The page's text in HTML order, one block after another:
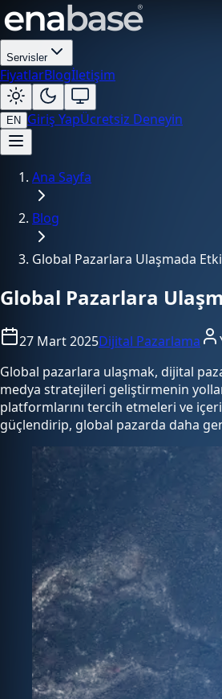
Servisler
FiyatlarBlogİletişim
EN Giriş YapÜcretsiz Deneyin
Ana Sayfa
Blog
Global Pazarlara Ulaşmada
Global Pazarlara
27 Mart 2025Dijital Pazarlama
Global pazarlara ulaşmak, dijital
medya stratejileri geliştirmenin
platformlarını tercih etmeleri ve
güçlendirip, global pazarda daha